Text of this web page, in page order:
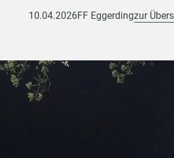
10.04.2026FF Eggerdingzur